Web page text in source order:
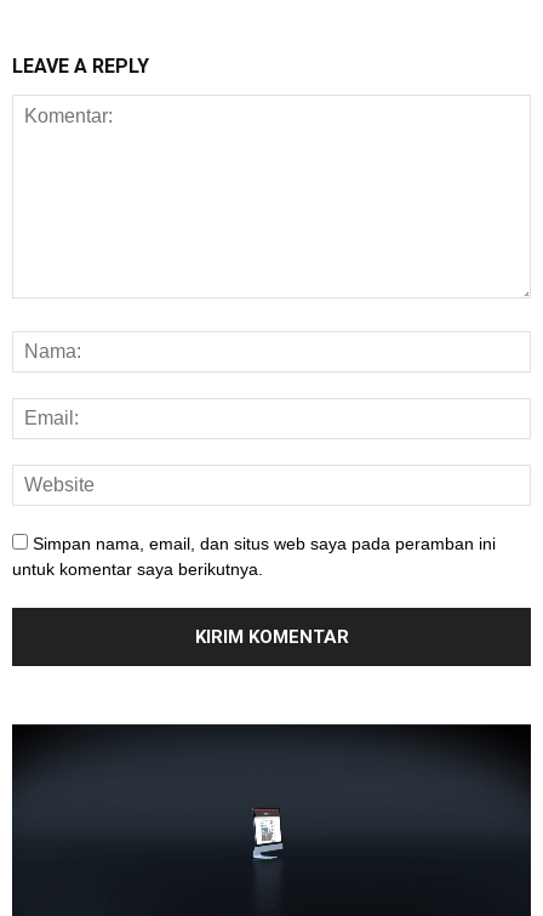
LEAVE A REPLY
Simpan nama, email, dan situs web saya pada peramban ini
untuk komentar saya berikutnya.